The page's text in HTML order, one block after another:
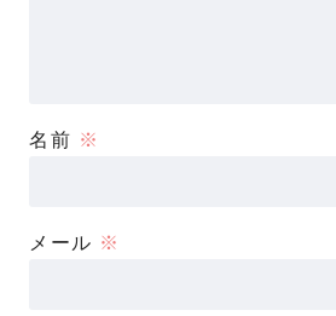
名前 ※
メール ※